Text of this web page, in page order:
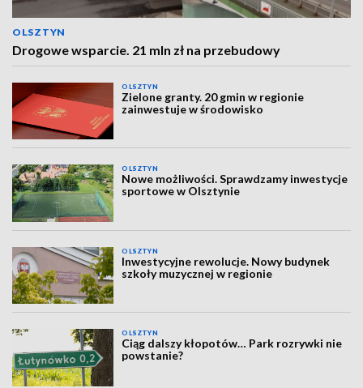
OLSZTYN
Drogowe wsparcie. 21 mln zł na przebudowy
OLSZTYN
Zielone granty. 20 gmin w regionie
zainwestuje w środowisko
OLSZTYN
Nowe możliwości. Sprawdzamy inwestycje
sportowe w Olsztynie
OLSZTYN
Inwestycyjne rewolucje. Nowy budynek
szkoły muzycznej w regionie
OLSZTYN
Ciąg dalszy kłopotów… Park rozrywki nie
powstanie?